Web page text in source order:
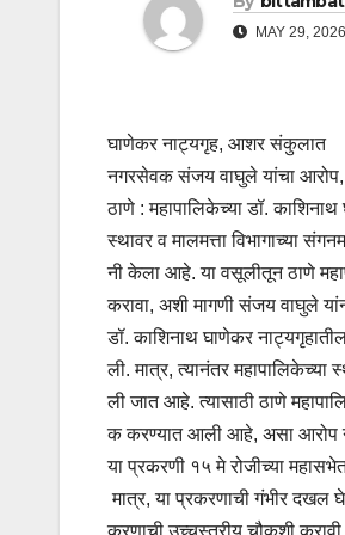
MAY 29, 2026
घाणेकर नाट्यगृह, आशर संकुलात
नगरसेवक संजय वाघुले यांचा आरोप,
ठाणे : महापालिकेच्या डॉ.
स्थावर व मालमत्ता विभागाच्या
नी केला आहे. या वसूलीतून ठाणे
करावा, अशी मागणी संजय वाघुले
डॉ. काशिनाथ घाणेकर
ली. मात्र, त्यानंतर महापालिकेच्या
ली जात आहे. त्यासाठी ठाणे
क करण्यात आली आहे, असा आरोप
या प्रकरणी १५ मे रोजीच्या
मात्र, या प्रकरणाची गंभीर दखल